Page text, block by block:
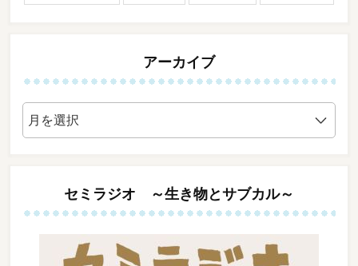
アーカイブ
ア
ー
カ
セミラジオ ～生き物とサブカル～